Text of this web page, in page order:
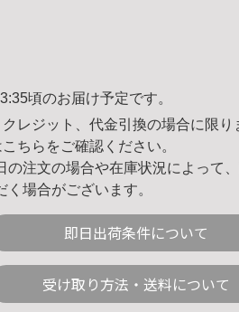
頃のお届け予定です。
レジット、代金引換の場合に限り
こちら をご確認ください。
注文の場合や在庫状況によって
く場合がございます。
即日出荷条件について
受け取り方法・送料について